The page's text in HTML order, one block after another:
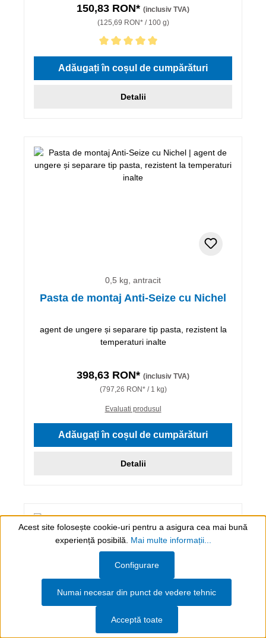
150,83 RON* (inclusiv TVA)
(125,69 RON* / 100 g)
Evaluarea medie de 5 din 5 stele
Adăugați în coșul de cumpărături
Detalii
0,5 kg, antracit
Pasta de montaj Anti-Seize cu Nichel
agent de ungere și separare tip pasta, rezistent la
temperaturi inalte
398,63 RON* (inclusiv TVA)
(797,26 RON* / 1 kg)
Evaluati produsul
Adăugați în coșul de cumpărături
Detalii
Acest site folosește cookie-uri pentru a asigura cea mai bună
experiență posibilă. Mai multe informații...
Numai necesar din punct de vedere tehnic
Configurare
Acceptă toate